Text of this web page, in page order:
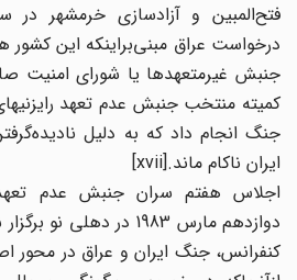
درخواست عراق مبنی‌براینکه این کشور
جنبش غیرمتعهدها یا شورای امنیت
کمیته منتخب جنبش عدم تعهد
جنگ انجام داد که به دلیل
ایران ناکام ماند.[xvii]
اجلاس هفتم سران جنبش عدم تعهد
دوازدهم مارس 1983 در دهلی
کنفرانس، جنگ ایران و عراق در محور